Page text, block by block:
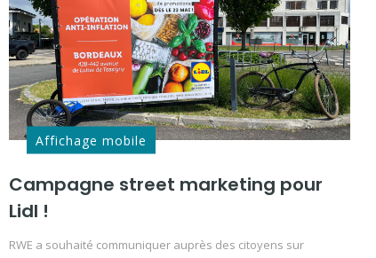
Affichage mobile
Campagne street marketing pour
Lidl !
RWE a souhaité communiquer auprès des citoyens sur